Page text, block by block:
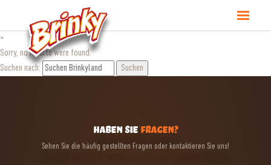
×
Sorry, no results were found.
Suchen nach:
HABEN SIE FRAGEN?
Sehen Sie die häufig gestellten Fragen oder kontaktieren Sie uns!